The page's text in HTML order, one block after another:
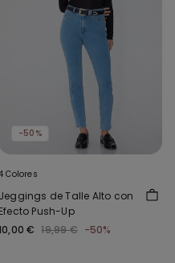
-50%
Colores
Jeggings de Talle Alto con
Efecto Push-Up
€ 19,99 € -50%